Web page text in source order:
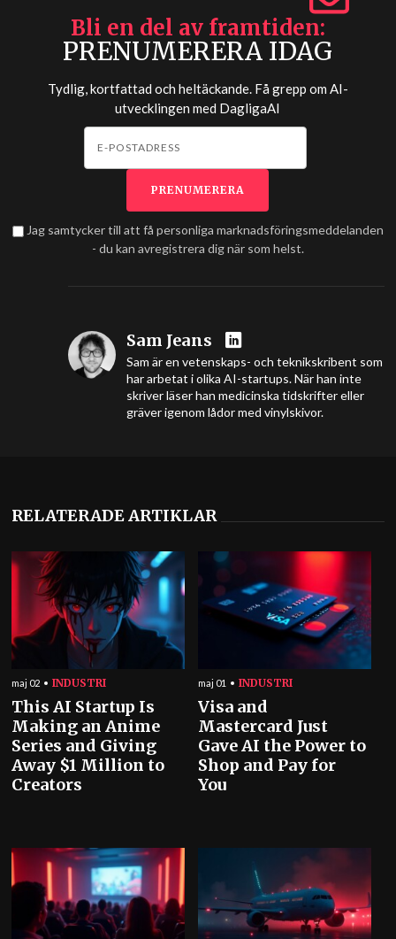
Bli en del av framtiden
PRENUMERERA IDAG
Tydlig, kortfattad och heltäckande. Få grepp om AI-
utvecklingen med DagligaAI
Jag samtycker till att få personliga marknadsföringsmeddelanden
- du kan avregistrera dig när som helst.
Sam Jeans
Sam är en vetenskaps- och teknikskribent som
har arbetat i olika AI-startups. När han inte
skriver läser han medicinska tidskrifter eller
gräver igenom lådor med vinylskivor.
RELATERADE ARTIKLAR
maj 02 INDUSTRI
This AI Startup Is
Making an Anime
Series and Giving
Away $1 Million to
Creators
maj 01 INDUSTRI
Visa and
Mastercard Just
Gave AI the Power to
Shop and Pay for
You